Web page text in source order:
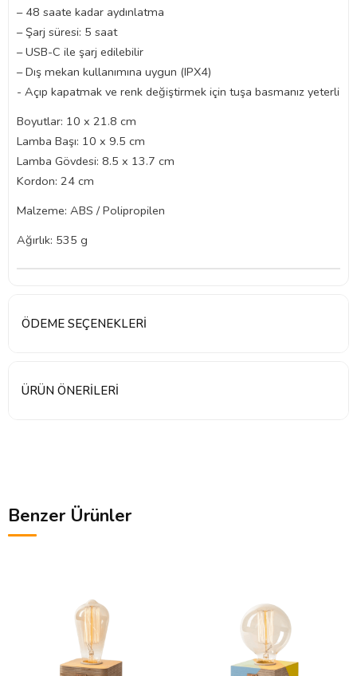
– 48 saate kadar aydınlatma
– Şarj süresi: 5 saat
– USB-C ile şarj edilebilir
– Dış mekan kullanımına uygun (IPX4)
- Açıp kapatmak ve renk değiştirmek için tuşa basmanız yeterli
Boyutlar: 10 x 21.8 cm
Lamba Başı: 10 x 9.5 cm
Lamba Gövdesi: 8.5 x 13.7 cm
Kordon: 24 cm
Malzeme: ABS / Polipropilen
Ağırlık: 535 g
ÖDEME SEÇENEKLERI
ÜRÜN ÖNERILERI
Benzer Ürünler